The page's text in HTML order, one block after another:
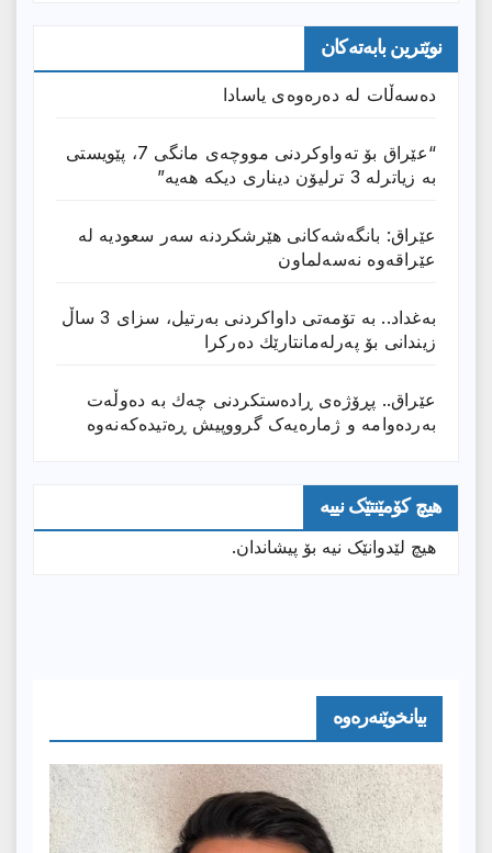
نوێترین بابەتەکان
دەسەڵات لە دەرەوەی یاسادا
“عێراق بۆ تەواوکردنی مووچەی مانگى 7، پێویستی
بە زیاترلە 3 ترلیۆن دیناری دیکە هەیە”
عێراق: بانگەشەكانی هێرشكردنە سەر سعودیە لە
عێراقەوە نەسەلماون
بەغداد.. بە تۆمەتی داواكردنی بەرتیل، سزای 3 ساڵ
زیندانی بۆ پەرلەمانتارێك دەركرا
عێراق.. پڕۆژەی ڕادەستكردنی چەك بە دەوڵەت
بەردەوامە و ژمارەیەک گرووپیش ڕەتیدەکەنەوە
هیچ کۆمێنتێک نییە
هیچ لێدوانێک نیە بۆ پیشاندان.
بیانخوێنەرەوە